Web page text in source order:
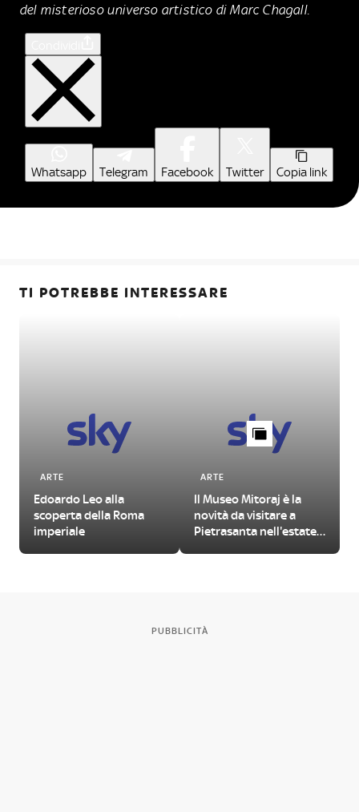
del misterioso universo artistico di Marc Chagall.
Whatsapp Telegram Facebook Twitter Copia link
TI POTREBBE INTERESSARE
ARTE
Edoardo Leo alla
scoperta della Roma
imperiale
ARTE
Il Museo Mitoraj è la
novità da visitare a
Pietrasanta nell'estate
PUBBLICITÀ